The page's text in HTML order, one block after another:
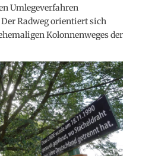
Umlegeverfahren
Radweg orientiert sich
Kolonnenweges der